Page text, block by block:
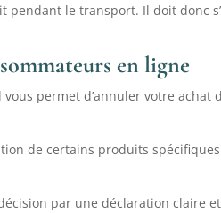
le transport. Il doit donc
en ligne
permet d’annuler votre achat
de certains produits
par une déclaration claire